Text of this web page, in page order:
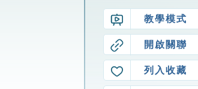
教學模式
開啟關聯
列入收藏